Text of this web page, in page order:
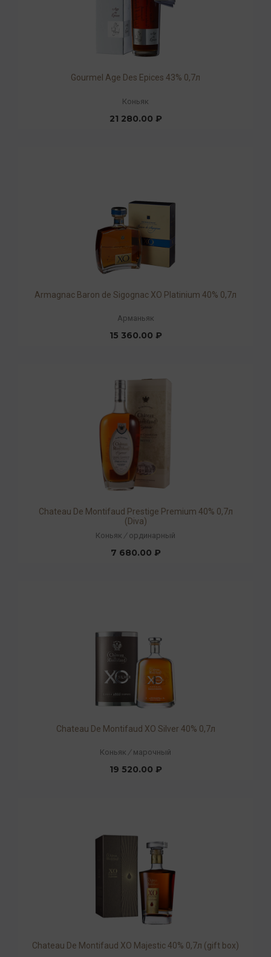
Gourmel Age Des Epices 43% 0,7л
Коньяк
21 280.00 ₽
Armagnac Baron de Sigognac XO Platinium 40% 0,7л
Арманьяк
15 360.00 ₽
Chateau De Montifaud Prestige Premium 40% 0,7л
(Diva)
Коньяк / ординарный
7 680.00 ₽
Chateau De Montifaud XO Silver 40% 0,7л
Коньяк / марочный
19 520.00 ₽
Chateau De Montifaud XO Majestic 40% 0,7л (gift box)